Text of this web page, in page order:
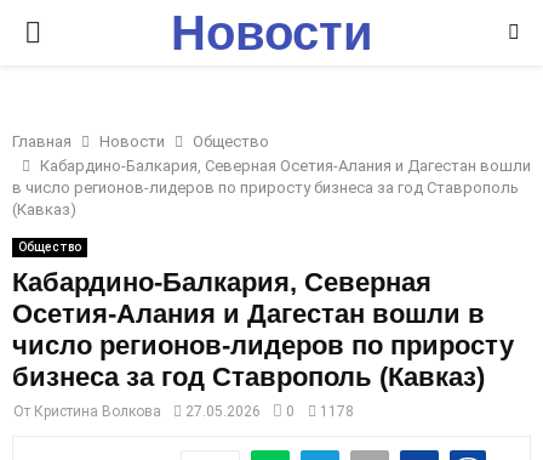
P
I
M
A
R
Y
Новости
Главная Новости
Общество
Кабардино-Балкария, Северная Осетия-Алания и Дагестан вошли
в число регионов-лидеров по приросту бизнеса за год Ставрополь
(Кавказ)
Общество
Кабардино-Балкария, Северная
Осетия-Алания и Дагестан вошли в
число регионов-лидеров по приросту
бизнеса за год Ставрополь (Кавказ)
От Кристина Волкова 27.05.2026 0 1178